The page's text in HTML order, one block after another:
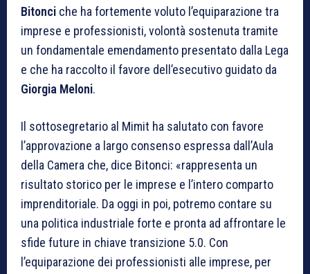
Bitonci che ha fortemente voluto l’equiparazione tra
imprese e professionisti, volontà sostenuta tramite
un fondamentale emendamento presentato dalla Lega
e che ha raccolto il favore dell’esecutivo guidato da
Giorgia Meloni.
Il sottosegretario al Mimit ha salutato con favore
l’approvazione a largo consenso espressa dall’Aula
della Camera che, dice Bitonci: «rappresenta un
risultato storico per le imprese e l’intero comparto
imprenditoriale. Da oggi in poi, potremo contare su
una politica industriale forte e pronta ad affrontare le
sfide future in chiave transizione 5.0. Con
l’equiparazione dei professionisti alle imprese, per